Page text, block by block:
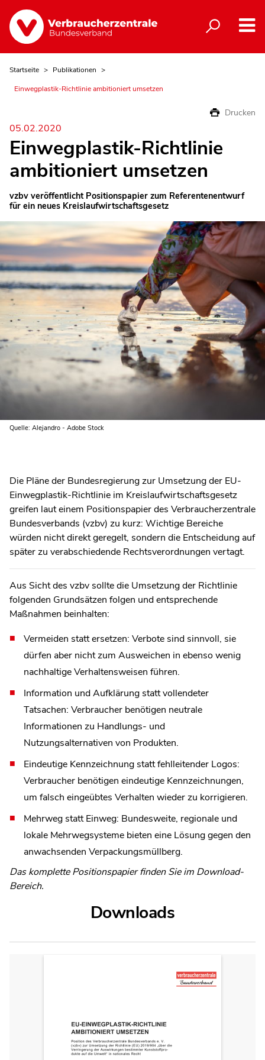
Startseite
Publikationen
Einwegplastik-Richtlinie ambitioniert umsetzen
Drucken
05.02.2020
Einwegplastik-Richtlinie
ambitioniert umsetzen
vzbv veröffentlicht Positionspapier zum Referentenentwurf
für ein neues Kreislaufwirtschaftsgesetz
Quelle: Alejandro - Adobe Stock
Die Pläne der Bundesregierung zur Umsetzung der EU-
Einwegplastik-Richtlinie im Kreislaufwirtschaftsgesetz
greifen laut einem Positionspapier des Verbraucherzentrale
Bundesverbands (vzbv) zu kurz: Wichtige Bereiche
würden nicht direkt geregelt, sondern die Entscheidung auf
später zu verabschiedende Rechtsverordnungen vertagt.
Aus Sicht des vzbv sollte die Umsetzung der Richtlinie
folgenden Grundsätzen folgen und entsprechende
Maßnahmen beinhalten:
Vermeiden statt ersetzen: Verbote sind sinnvoll, sie
dürfen aber nicht zum Ausweichen in ebenso wenig
nachhaltige Verhaltensweisen führen.
Information und Aufklärung statt vollendeter
Tatsachen: Verbraucher benötigen neutrale
Informationen zu Handlungs- und
Nutzungsalternativen von Produkten.
Eindeutige Kennzeichnung statt fehlleitender Logos:
Verbraucher benötigen eindeutige Kennzeichnungen,
um falsch eingeübtes Verhalten wieder zu korrigieren.
Mehrweg statt Einweg: Bundesweite, regionale und
lokale Mehrwegsysteme bieten eine Lösung gegen den
anwachsenden Verpackungsmüllberg.
Das komplette Positionspapier finden Sie im Download-
Bereich.
Downloads